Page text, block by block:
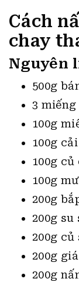
Cách
chay
Nguyên
500g
3
100g
100g
100g củ
100g
200g
200g su
200g củ
200g
200g